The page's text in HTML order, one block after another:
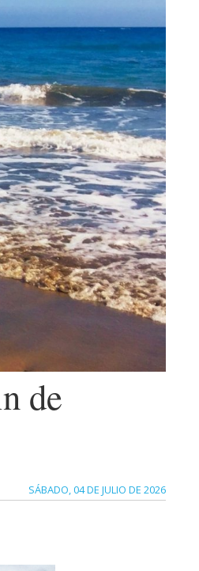
de
SÁBADO, 04 DE JULIO DE 2026